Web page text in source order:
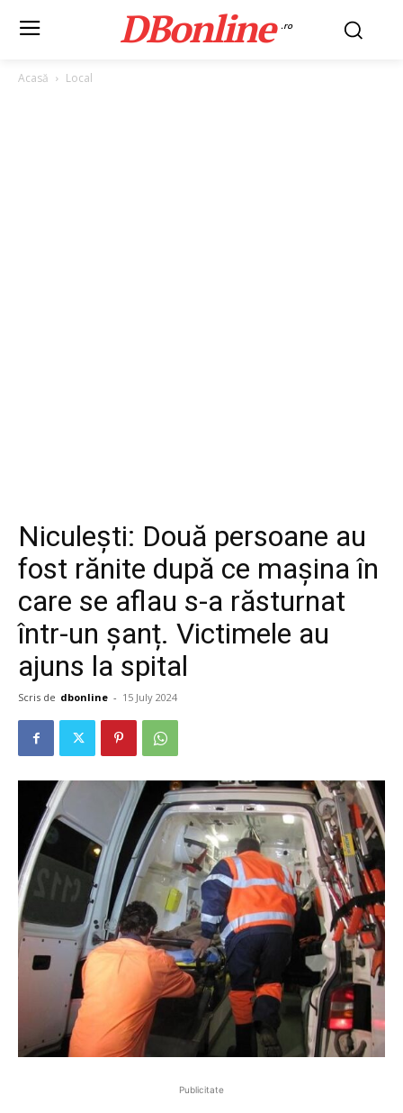
DBonline .ro
Acasă Local
Niculești: Două persoane au
fost rănite după ce mașina în
care se aflau s-a răsturnat
într-un șanț. Victimele au
ajuns la spital
Scris de dbonline - 15 July 2024
Publicitate